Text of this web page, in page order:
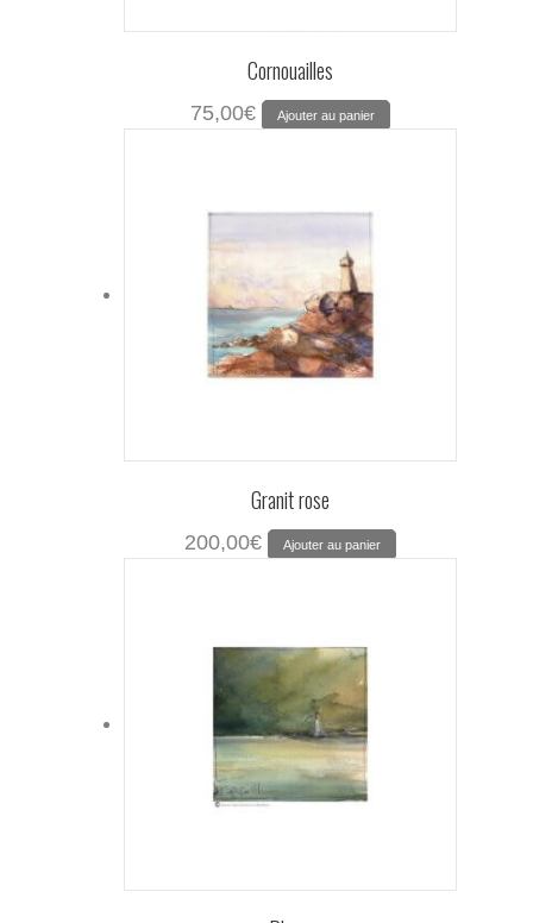
Cornouailles
75,00€ Ajouter au panier
Granit rose
200,00€ Ajouter au panier